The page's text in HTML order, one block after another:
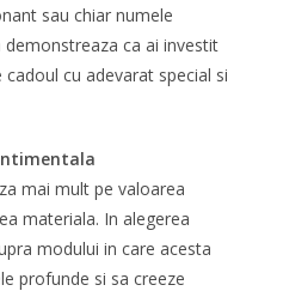
sau chiar numele
ca ai investit
cu adevarat special si
mai mult pe valoarea
materiala. In alegerea
modului in care acesta
profunde si sa creeze